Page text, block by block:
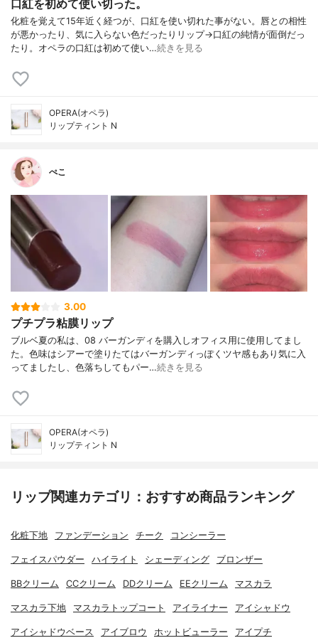
口紅を初めて使い切った。
化粧を覚えて15年近く経つが、口紅を使い切れた事がない。唇との相性
が悪かったり、気に入らない色だったりリップ→口紅の純情が面倒だっ
たり。オペラの口紅は初めて使い…続きを見る
OPERA(オペラ)
リップティント N
ぺこ
3.00
プチプラ粘膜リップ
ブルベ夏の私は、08 バーガンディを購入しオフィス用に使用してまし
た。色味はシアーで塗りたてはバーガンディっぽくツヤ感もあり気に入
ってましたし、色落ちしてもパー…続きを見る
OPERA(オペラ)
リップティント N
リップ関連カテゴリ：おすすめ商品ランキング
化粧下地 ファンデーション チーク コンシーラー
フェイスパウダー ハイライト シェーディング ブロンザー
BBクリーム CCクリーム DDクリーム EEクリーム マスカラ
マスカラ下地 マスカラトップコート アイライナー アイシャドウ
アイシャドウベース アイブロウ ホットビューラー アイプチ